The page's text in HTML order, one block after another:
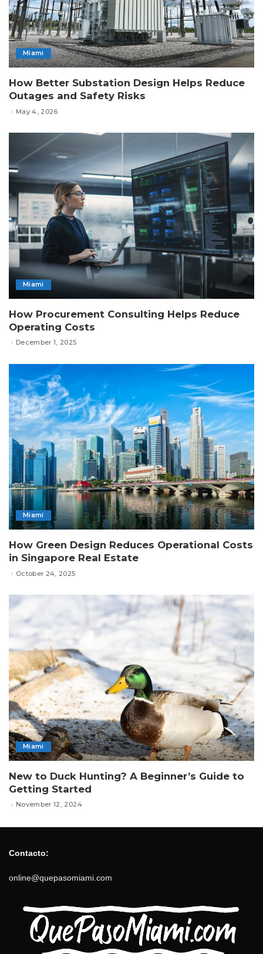
Miami
How Better Substation Design Helps Reduce
Outages and Safety Risks
May 4, 2026
Miami
How Procurement Consulting Helps Reduce
Operating Costs
December 1, 2025
Miami
How Green Design Reduces Operational Costs
in Singapore Real Estate
October 24, 2025
Miami
New to Duck Hunting? A Beginner’s Guide to
Getting Started
November 12, 2024
Contacto:
online@quepasomiami.com